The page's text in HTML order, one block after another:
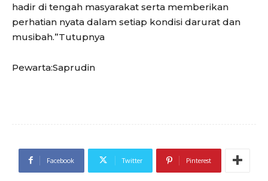
hadir di tengah masyarakat serta memberikan
perhatian nyata dalam setiap kondisi darurat dan
musibah.”Tutupnya
Pewarta:Saprudin
Facebook Twitter Pinterest